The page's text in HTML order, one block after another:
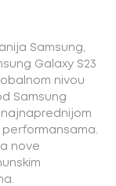
Samsung,
Galaxy S23
nivou
Samsung
nove